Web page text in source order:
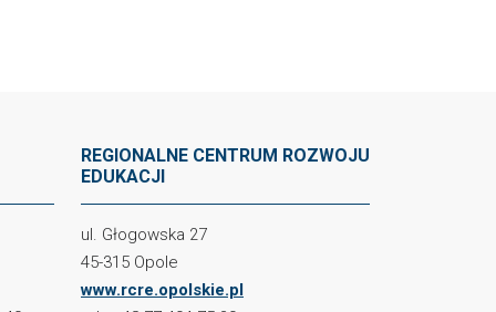
REGIONALNE CENTRUM ROZWOJU
EDUKACJI
ul. Głogowska 27
45-315 Opole
www.rcre.opolskie.pl